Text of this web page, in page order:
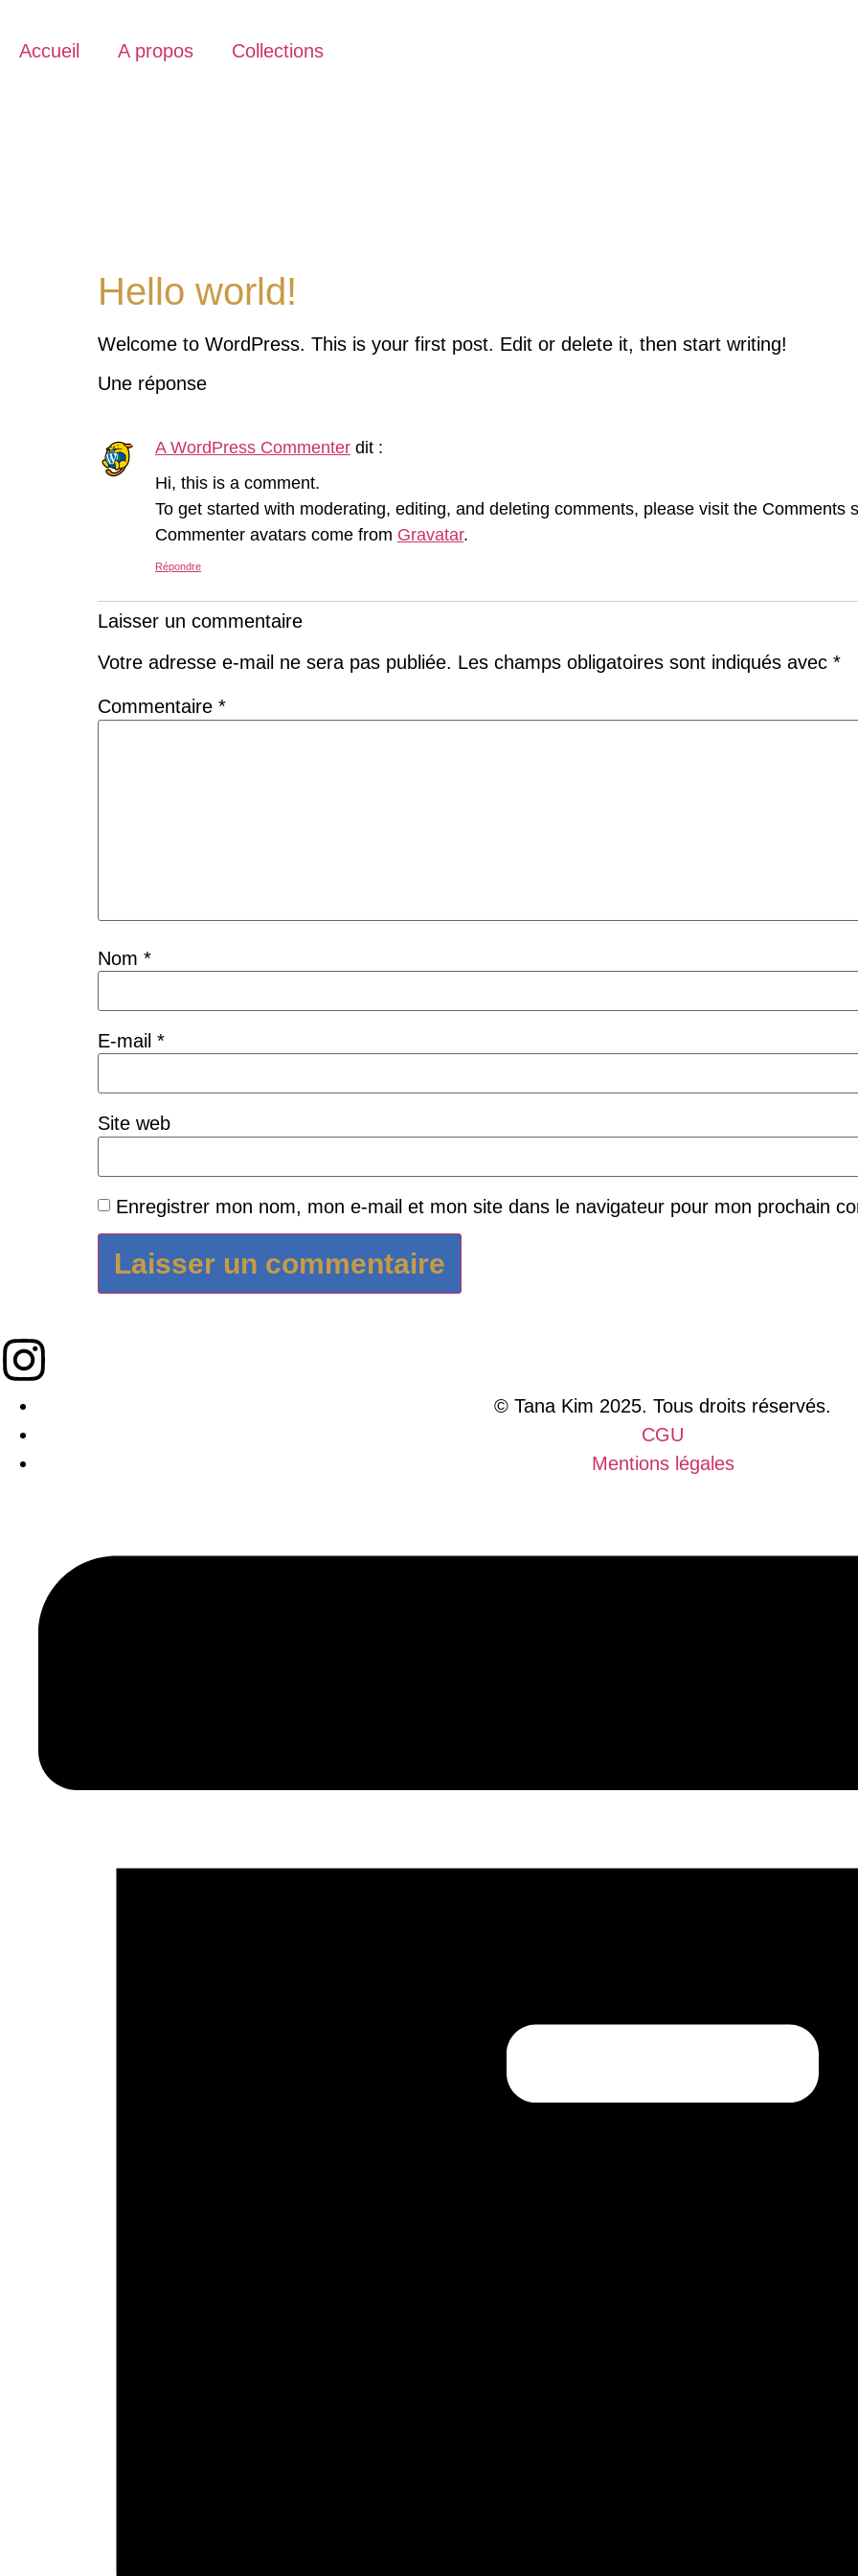
Accueil A propos Collections
Hello world!
Welcome to WordPress. This is your first post. Edit or delete it, then start writing!
Une réponse
A WordPress Commenter dit :
Hi, this is a comment.
To get started with moderating, editing, and deleting comments, please visit the Comments
Commenter avatars come from Gravatar.
Répondre
Laisser un commentaire
Votre adresse e-mail ne sera pas publiée. Les champs obligatoires sont indiqués avec *
Commentaire *
Nom *
E-mail *
Site web
Enregistrer mon nom, mon e-mail et mon site dans le navigateur pour mon prochain
© Tana Kim 2025. Tous droits réservés.
CGU
Mentions légales